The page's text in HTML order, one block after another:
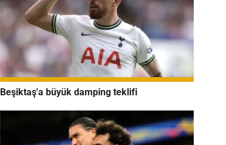
Beşiktaş'a büyük damping teklifi